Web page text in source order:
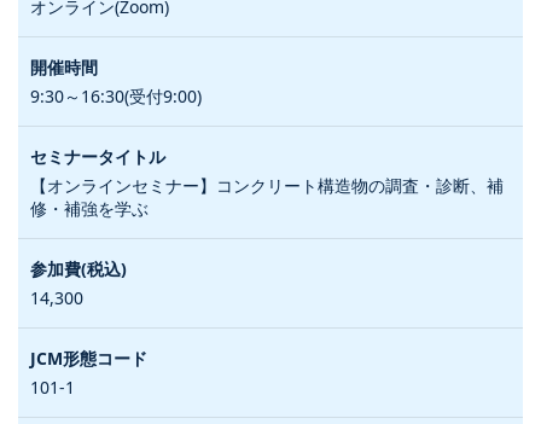
オンライン(Zoom)
9:30～16:30(受付9:00)
【オンラインセミナー】コンクリート構造物の調査・診断、補
修・補強を学ぶ
14,300
101-1